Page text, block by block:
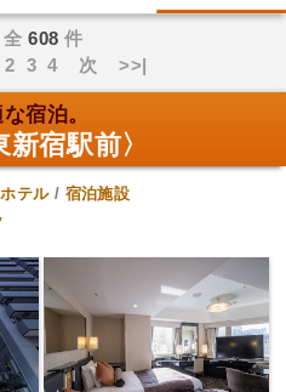
全608 件
2 3 4 次 >>|
宿泊。
宿駅前〉
ホテル/ 宿泊施設